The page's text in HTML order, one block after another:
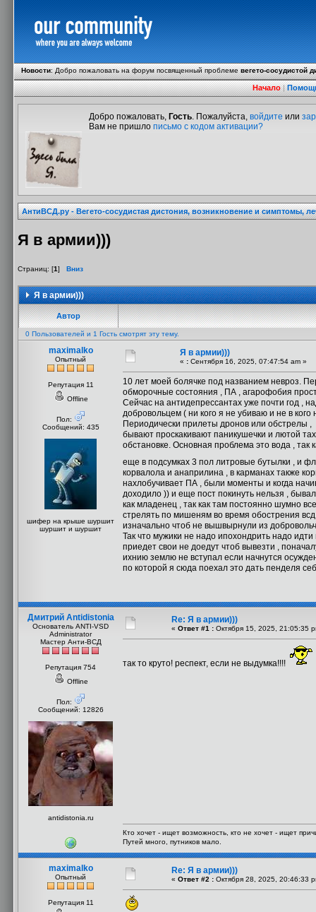
Новости:Добро пожаловать на форум посвященный проблемевегето-сосудистой
Начало|
Добро пожаловать, Гость. Пожалуйста, войдите или
Вам не пришло письмо с кодом активации?
АнтиВСД.ру - Вегето-сосудистая дистония, возникновение и симптомы,
Я в армии)))
Страниц: [1] Вниз
Я в армии)))
Автор
0 Пользователей и 1 Гость смотрят эту тему.
maximalko
Опытный
Репутация 11
Offline
Пол:
Сообщений: 435
шифер на крыше шуршит
шуршит и шуршит
Я в армии)))
« : Сентября 16, 2025, 07:47:54 am »
10 лет моей болячке под названием невроз.
обморочные состояния , ПА , агарофобия
Сейчас на антидепрессантах уже почти год ,
добровольцем ( ни кого я не убиваю и не в
Периодически прилеты дронов или обстрелы
бывают проскакивают паникушечки и лютой
обстановке. Основная проблема это вода , так
еще в подсумках 3 пол литровые бутылки , и
корвалола и анаприлина , в карманах также
нахлобучивает ПА , были моменты и когда
доходило )) и еще пост покинуть нельзя ,
как младенец , так как там постоянно шумно
стрелять по мишеням во время обострения
изначально чтоб не вышвырнули из
Так что мужики не надо ипохондрить надо
приедет свои не доедут чтоб вывезти ,
ихнию землю не вступал если начнутся
по которой я сюда поехал это дать пенделя
Дмитрий Antidistonia
Основатель ANTI-VSD
Administrator
Мастер Анти-ВСД
Репутация 754
Offline
Пол:
Сообщений: 12826
antidistonia.ru
Re: Я в армии)))
« Ответ #1 : Октября 15, 2025, 21:05:35
так то круто! респект, если не выдумка!!!!
Кто хочет - ищет возможность, кто не хочет - ищет
Путей много, путников мало.
maximalko
Опытный
Репутация 11
Re: Я в армии)))
« Ответ #2 : Октября 28, 2025, 20:46:33